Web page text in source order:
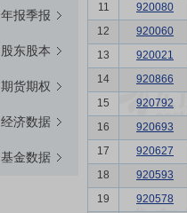
年报季报
股东股本
期货期权
经济数据
基金数据
11
920080
12
920060
13
920021
14
920866
15
920792
16
920693
17
920627
18
920593
19
920578